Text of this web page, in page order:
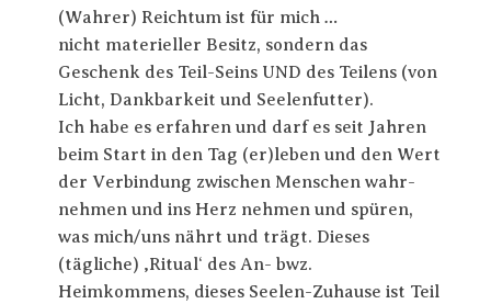
(Wahrer) Reichtum ist für mich …
nicht materieller Besitz, sondern das
Geschenk des Teil-Seins UND des Teilens (von
Licht, Dankbarkeit und Seelenfutter).
Ich habe es erfahren und darf es seit Jahren
beim Start in den Tag (er)leben und den Wert
der Verbindung zwischen Menschen wahr-
nehmen und ins Herz nehmen und spüren,
was mich/uns nährt und trägt. Dieses
(tägliche) ‚Ritual‘ des An- bwz.
Heimkommens, dieses Seelen-Zuhause ist Teil